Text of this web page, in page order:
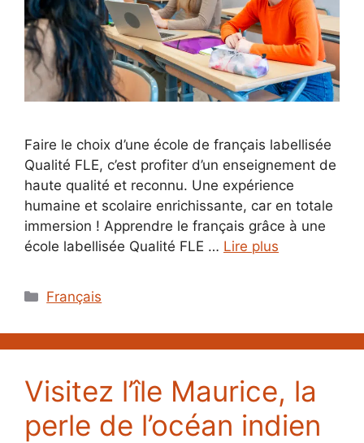
Faire le choix d’une école de français labellisée
Qualité FLE, c’est profiter d’un enseignement de
haute qualité et reconnu. Une expérience
humaine et scolaire enrichissante, car en totale
immersion ! Apprendre le français grâce à une
école labellisée Qualité FLE … Lire plus
Catégories
Français
Visitez l’île Maurice, la
perle de l’océan indien